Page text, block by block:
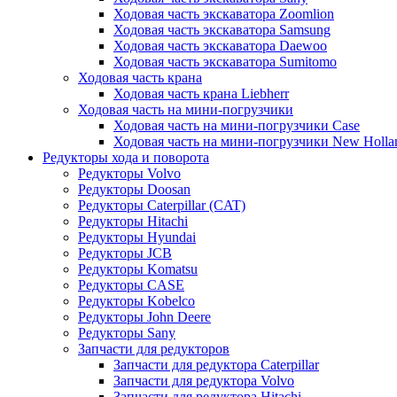
Ходовая часть экскаватора Zoomlion
Ходовая часть экскаватора Samsung
Ходовая часть экскаватора Daewoo
Ходовая часть экскаватора Sumitomo
Ходовая часть крана
Ходовая часть крана Liebherr
Ходовая часть на мини-погрузчики
Ходовая часть на мини-погрузчики Case
Ходовая часть на мини-погрузчики New
Редукторы хода и поворота
Редукторы Volvo
Редукторы Doosan
Редукторы Caterpillar (CAT)
Редукторы Hitachi
Редукторы Hyundai
Редукторы JCB
Редукторы Komatsu
Редукторы CASE
Редукторы Kobelco
Редукторы John Deere
Редукторы Sany
Запчасти для редукторов
Запчасти для редуктора Caterpillar
Запчасти для редуктора Volvo